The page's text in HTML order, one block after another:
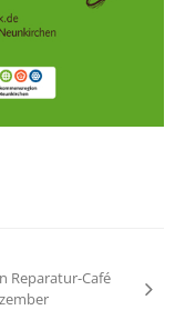
Reparatur-Café